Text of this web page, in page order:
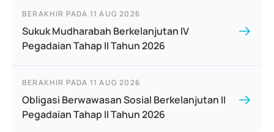
BERAKHIR PADA 11 AUG 2026
Sukuk Mudharabah Berkelanjutan IV
Pegadaian Tahap II Tahun 2026
BERAKHIR PADA 11 AUG 2026
Obligasi Berwawasan Sosial Berkelanjutan II
Pegadaian Tahap II Tahun 2026